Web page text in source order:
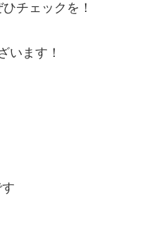
チェックを！
います！